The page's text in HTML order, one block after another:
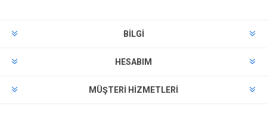
BILGI
HESABIM
MÜŞTERI HIZMETLERI